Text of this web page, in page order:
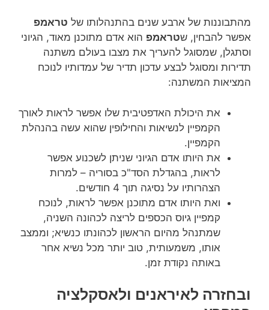
מהתבוננות של ארבע שנים בהתנהלותו של טראמפ
אפשר להבחין, שטראמפ הוא אדם מתוכנן מאוד, הגיוני
וסתגלן, שמסוגל להעריך את מצבו בעולם משתנה
תדירות ומסוגל לבצע עדכון תדיר של עמדותיו לנוכח
המציאות המשתנה:
את היכולת האדפטיבית שלו אפשר לראות לאורך
הקמפיין לנשיאות והחילופין שהוא עשה בהנהלת
הקמפיין.
את היותו אדם הגיוני שניתן לשכנוע אפשר
לראות, בהגדלת הסד"כ בסוריה – למרות
הצהרותיו על נסיגה תוך 4 חודשים.
ואת היותו אדם מתוכנן אפשר לראות, לנוכח
קמפיין גיוס הכספים לריצה לכהונה השניה,
שמתנהל מהיום הראשון לכהונתו כנשיא; וממצב
אותו, משמעותית, טוב יותר מכל נשיא אחר
באותה נקודת זמן.
ובחזרה לאיראנים ולאסקלציה